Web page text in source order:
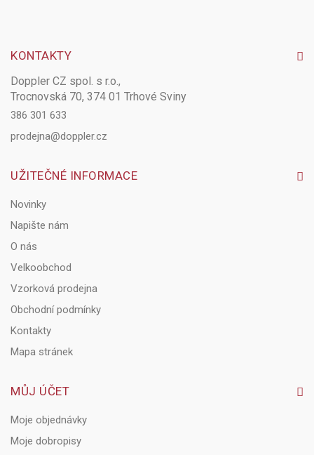
KONTAKTY
Doppler CZ spol. s r.o.,
Trocnovská 70, 374 01 Trhové Sviny
386 301 633
prodejna@doppler.cz
UŽITEČNÉ INFORMACE
Novinky
Napište nám
O nás
Velkoobchod
Vzorková prodejna
Obchodní podmínky
Kontakty
Mapa stránek
MŮJ ÚČET
Moje objednávky
Moje dobropisy